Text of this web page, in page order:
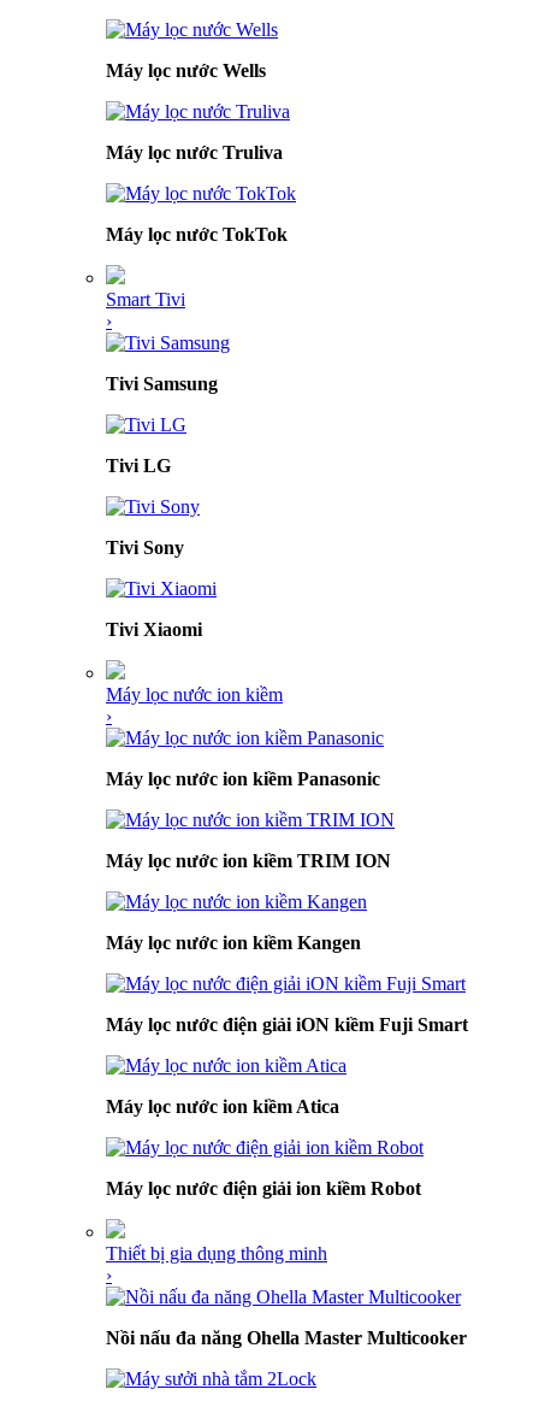
Máy lọc nước Wells
Máy lọc nước Truliva
Máy lọc nước TokTok
Smart Tivi
›
Tivi Samsung
Tivi LG
Tivi Sony
Tivi Xiaomi
Máy lọc nước ion kiềm
›
Máy lọc nước ion kiềm Panasonic
Máy lọc nước ion kiềm TRIM ION
Máy lọc nước ion kiềm Kangen
Máy lọc nước điện giải iON kiềm Fuji Smart
Máy lọc nước ion kiềm Atica
Máy lọc nước điện giải ion kiềm Robot
Thiết bị gia dụng thông minh
›
Nồi nấu đa năng Ohella Master Multicooker